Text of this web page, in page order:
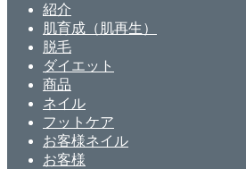
紹介
肌育成（肌再生）
脱毛
ダイエット
商品
ネイル
フットケア
お客様ネイル
お客様